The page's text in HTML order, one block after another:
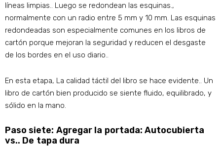
líneas limpias.. Luego se redondean las esquinas.,
normalmente con un radio entre 5 mm y 10 mm. Las esquinas
redondeadas son especialmente comunes en los libros de
cartón porque mejoran la seguridad y reducen el desgaste
de los bordes en el uso diario..
En esta etapa, La calidad táctil del libro se hace evidente.. Un
libro de cartón bien producido se siente fluido, equilibrado, y
sólido en la mano.
Paso siete: Agregar la portada: Autocubierta
vs.. De tapa dura